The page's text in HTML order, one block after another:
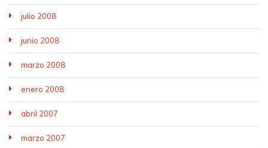
julio 2008
junio 2008
marzo 2008
enero 2008
abril 2007
marzo 2007